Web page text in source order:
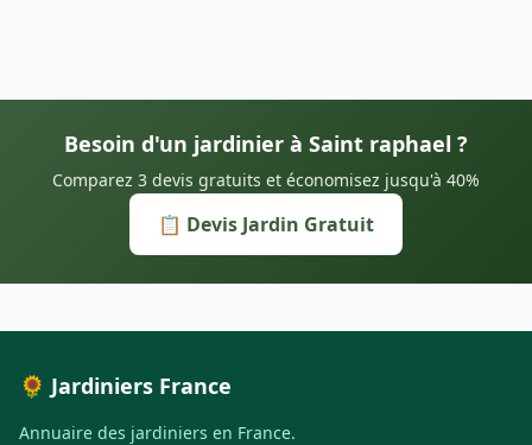
Besoin d'un jardinier à Saint raphael ?
Comparez 3 devis gratuits et économisez jusqu'à 40%
📋 Devis Jardin Gratuit
🌻 Jardiniers France
Annuaire des jardiniers en France.